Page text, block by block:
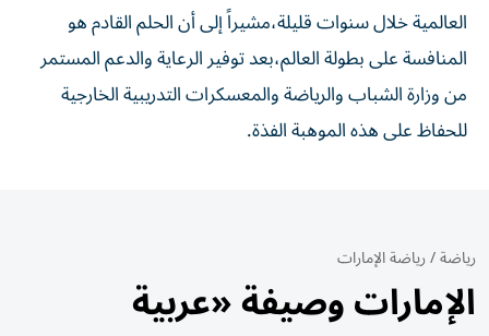
العالمية خلال سنوات قليلة،مشيراً إلى أن الحلم القادم هو
المنافسة على بطولة العالم،بعد توفير الرعاية والدعم المستمر
من وزارة الشباب والرياضة والمعسكرات التدريبية الخارجية
للحفاظ على هذه الموهبة الفذة.
رياضة/رياضة الإمارات
الإمارات وصيفة «عربية